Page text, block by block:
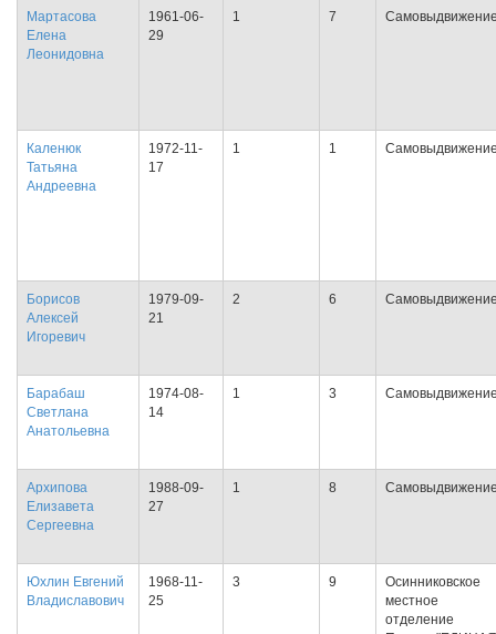
Мартасова
Елена
Леонидовна
1961-06-
29
1 7
Каленюк
Татьяна
Андреевна
1972-11-
17
1 1
Борисов
Алексей
Игоревич
1979-09-
21
2 6
Барабаш
Светлана
Анатольевна
1974-08-
14
1 3
Архипова
Елизавета
Сергеевна
1988-09-
27
1 8
Юхлин Евгений
Владиславович
1968-11-
25
3 9
Осинниковское
местное
отделение